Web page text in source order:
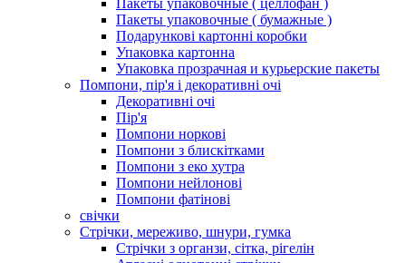
Пакеты упаковочные ( целлофан )
Пакеты упаковочные ( бумажные )
Подарункові картонні коробки
Упаковка картонна
Упаковка прозрачная и курьерские пакеты
Помпони, пір'я і декоративні очі
Декоративні очі
Пір'я
Помпони норкові
Помпони з блискітками
Помпони з еко хутра
Помпони нейлонові
Помпони фатінові
свічки
Стрічки, мереживо, шнури, гумка
Стрічки з органзи, сітка, рігелін